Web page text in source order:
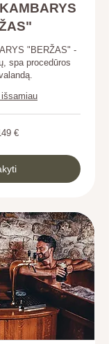
"BERŽAS" -
spa procedūros
€